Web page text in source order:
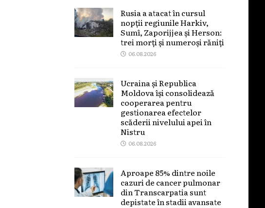
Rusia a atacat în cursul
nopții regiunile Harkiv,
Sumî, Zaporijjea și Herson:
trei morți și numeroși răniți
06.08.2026
Ucraina și Republica
Moldova își consolidează
cooperarea pentru
gestionarea efectelor
scăderii nivelului apei în
Nistru
06.08.2026
Aproape 85% dintre noile
cazuri de cancer pulmonar
din Transcarpatia sunt
depistate în stadii avansate